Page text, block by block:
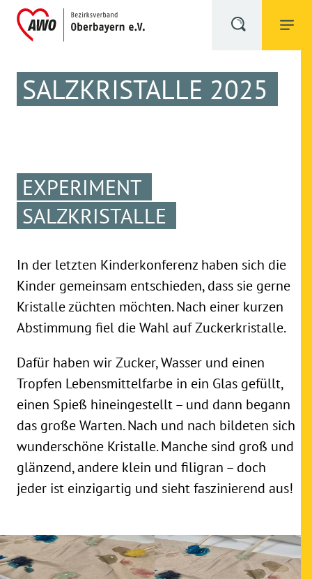
SALZKRISTALLE 2025
EXPERIMENT
SALZKRISTALLE
In der letzten Kinderkonferenz haben sich die
Kinder gemeinsam entschieden, dass sie gerne
Kristalle züchten möchten. Nach einer kurzen
Abstimmung fiel die Wahl auf Zuckerkristalle.
Dafür haben wir Zucker, Wasser und einen
Tropfen Lebensmittelfarbe in ein Glas gefüllt,
einen Spieß hineingestellt – und dann begann
das große Warten. Nach und nach bildeten sich
wunderschöne Kristalle. Manche sind groß und
glänzend, andere klein und filigran – doch
jeder ist einzigartig und sieht faszinierend aus!